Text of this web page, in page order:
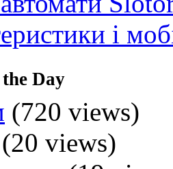
і
Day
(720 views)
(20 views)